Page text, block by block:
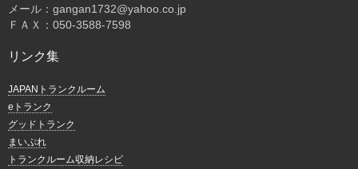
メール：gangan1732@yahoo.co.jp
ＦＡＸ：050-3588-7598
リンク集
JAPANトランクルーム
eトランク
グッドトランク
まいぷれ
トランクルーム収納レシピ